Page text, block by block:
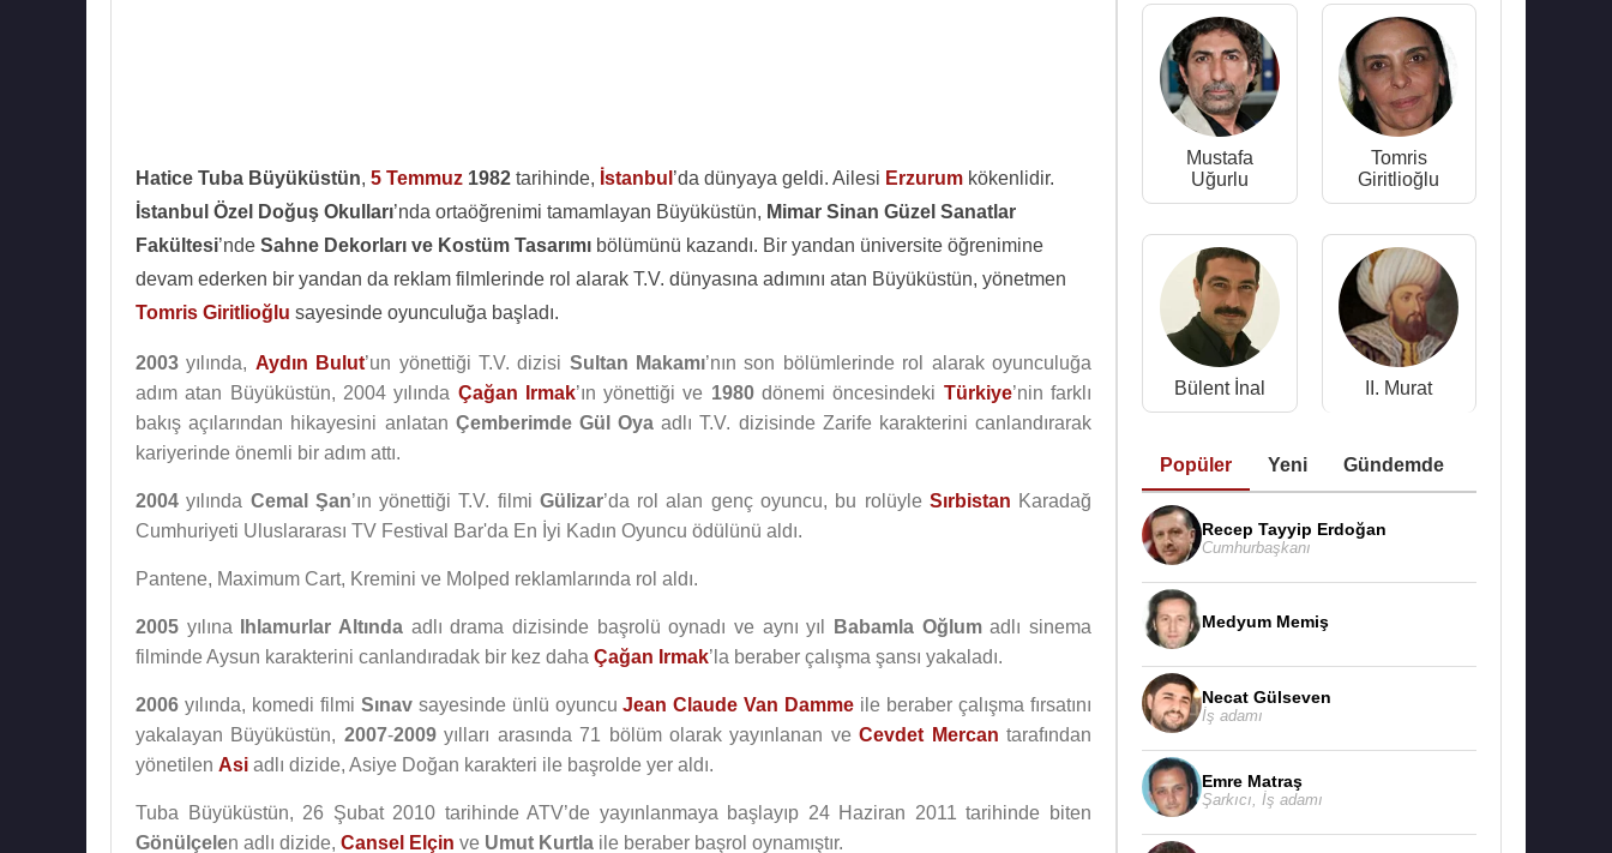
Hatice Tuba Büyüküstün, 5 Temmuz 1982 tarihinde, İstanbul ’da dünyaya geldi. Ailesi Erzurum kökenlidir.
İstanbul Özel Doğuş Okulları’nda ortaöğrenimi tamamlayan Büyüküstün, Mimar Sinan Güzel Sanatlar
Fakültesi’nde Sahne Dekorları ve Kostüm Tasarımı bölümünü kazandı. Bir yandan üniversite öğrenimine
devam ederken bir yandan da reklam filmlerinde rol alarak T.V. dünyasına adımını atan Büyüküstün, yönetmen
Tomris Giritlioğlu sayesinde oyunculuğa başladı.
2003 yılında, Aydın Bulut’un yönettiği T.V. dizisi Sultan Makamı’nın son bölümlerinde rol alarak oyunculuğa
adım atan Büyüküstün, 2004 yılında Çağan Irmak’ın yönettiği ve 1980dönemi öncesindeki Türkiye’nin farklı
bakış açılarından hikayesini anlatan Çemberimde Gül Oya adlı T.V. dizisinde Zarife karakterini canlandırarak
kariyerinde önemli bir adım attı.
2004 yılında Cemal Şan’ın yönettiği T.V. filmi Gülizar’da rol alan genç oyuncu, bu rolüyle Sırbistan Karadağ
Cumhuriyeti Uluslararası TV Festival Bar'da En İyi Kadın Oyuncu ödülünü aldı.
Pantene, Maximum Cart, Kremini ve Molped reklamlarında rol aldı.
2005 yılına Ihlamurlar Altında adlı drama dizisinde başrolü oynadı ve aynı yıl Babamla Oğlumadlı sinema
filminde Aysun karakterini canlandıradak bir kez daha Çağan Irmak’la beraber çalışma şansı yakaladı.
2006 yılında, komedi filmi Sınavsayesinde ünlü oyuncuJean Claude Van Damme ile beraber çalışma fırsatını
yakalayan Büyüküstün, 2007-2009yılları arasında 71 bölüm olarak yayınlanan veCevdet Mercan tarafından
yönetilen Asi adlı dizide, Asiye Doğan karakteri ile başrolde yer aldı.
Tuba Büyüküstün, 26 Şubat 2010 tarihinde ATV’de yayınlanmaya başlayıp 24 Haziran 2011 tarihinde biten
Gönülçelen adlı dizide, Cansel Elçin ve Umut Kurtla ile beraber başrol oynamıştır.
Mustafa
Uğurlu
Tomris
Giritlioğlu
Bülent İnal II. Murat
Popüler Yeni Gündemde
Recep Tayyip Erdoğan
Cumhurbaşkanı
Medyum Memiş
Necat Gülseven
İş adamı
Emre Matraş
Şarkıcı İş adamı